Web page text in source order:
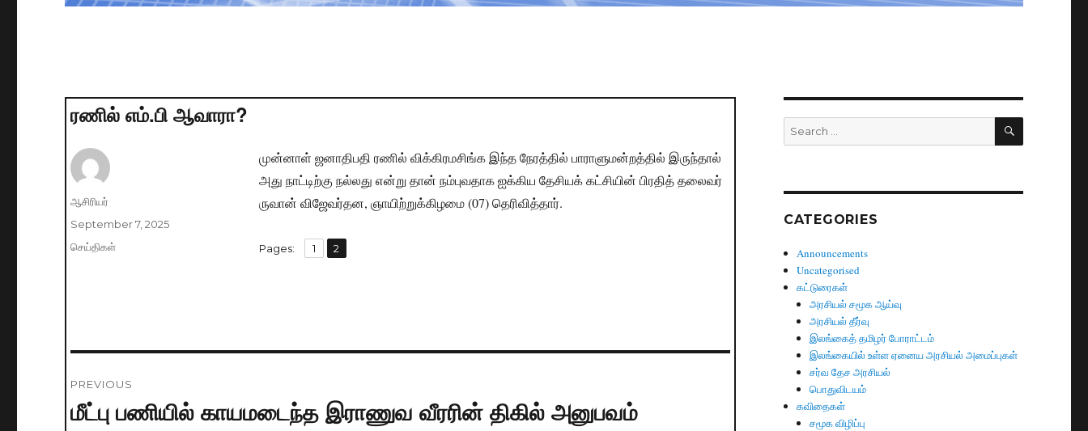
ரணில் எம்.பி ஆவாரா?
முன்னாள் ஜனாதிபதி ரணில் விக்கிரமசிங்க இந்த நேரத்தில் பாராளுமன்றத்தில் இருந்தால்
அது நாட்டிற்கு நல்லது என்று தான் நம்புவதாக ஐக்கிய தேசியக் கட்சியின் பிரதித் தலைவர்
ருவான் விஜேவர்தன, ஞாயிற்றுக்கிழமை (07) தெரிவித்தார்.
Pages: Page
1 ,
Page
2
Author
ஆசிரியர்
Posted
on
September 7, 2025
Categories
செய்திகள்
navigation
PREVIOUS
Previous
மீட்பு பணியில் காயமடைந்த இராணுவ வீரரின் திகில் அனுபவம்
Search
for:
SEARCH
CATEGORIES
Announcements
Uncategorised
கட்டுரைகள்
அரசியல் சமூக ஆய்வு
அரசியல் தீர்வு
இலங்கைத் தமிழர் போராட்டம்
இலங்கையில் உள்ள ஏனைய அரசியல் அமைப்புகள்
சர்வ தேச அரசியல்
பொதுவிடயம்
கவிதைகள்
சமூக விழிப்பு